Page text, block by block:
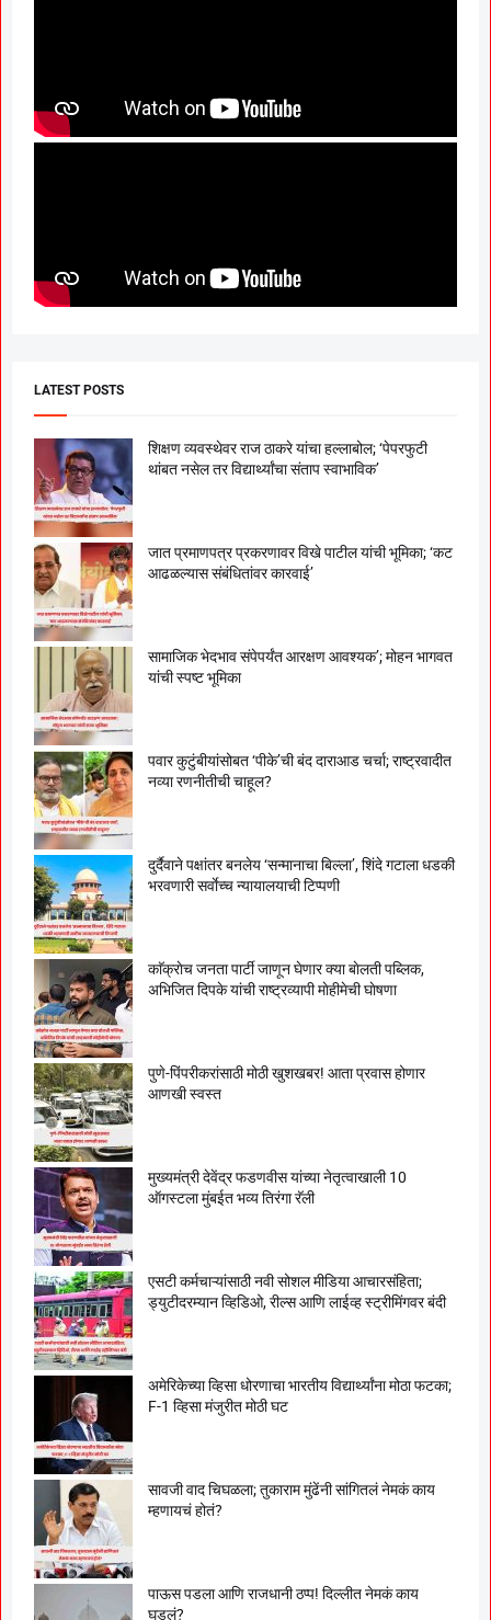
LATEST POSTS
शिक्षण व्यवस्थेवर राज ठाकरे यांचा हल्लाबोल; ‘पेपरफुटी
थांबत नसेल तर विद्यार्थ्यांचा संताप स्वाभाविक’
जात प्रमाणपत्र प्रकरणावर विखे पाटील यांची भूमिका; ‘कट
आढळल्यास संबंधितांवर कारवाई’
सामाजिक भेदभाव संपेपर्यंत आरक्षण आवश्यक’; मोहन भागवत
यांची स्पष्ट भूमिका
पवार कुटुंबीयांसोबत ‘पीके’ची बंद दाराआड चर्चा; राष्ट्रवादीत
नव्या रणनीतीची चाहूल?
दुर्दैवाने पक्षांतर बनलेय ‘सन्मानाचा बिल्ला’, शिंदे गटाला धडकी
भरवणारी सर्वाेच्च न्यायालयाची टिप्पणी
काॅक्राेच जनता पार्टी जाणून घेणार क्या बाेलती पब्लिक,
अभिजित दिपके यांची राष्ट्रव्यापी माेहीमेची घाेषणा
पुणे-पिंपरीकरांसाठी मोठी खुशखबर! आता प्रवास होणार
आणखी स्वस्त
मुख्यमंत्री देवेंद्र फडणवीस यांच्या नेतृत्वाखाली 10
ऑगस्टला मुंबईत भव्य तिरंगा रॅली
एसटी कर्मचाऱ्यांसाठी नवी सोशल मीडिया आचारसंहिता;
ड्युटीदरम्यान व्हिडिओ, रील्स आणि लाईव्ह स्ट्रीमिंगवर बंदी
अमेरिकेच्या व्हिसा धोरणाचा भारतीय विद्यार्थ्यांना मोठा फटका;
F-1 व्हिसा मंजुरीत मोठी घट
सावजी वाद चिघळला; तुकाराम मुंढेंनी सांगितलं नेमकं काय
म्हणायचं होतं?
पाऊस पडला आणि राजधानी ठप्प! दिल्लीत नेमकं काय
घडलं?